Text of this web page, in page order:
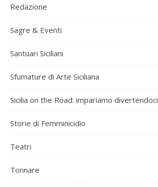
Redazione
Sagre & Eventi
Santuari Siciliani
Sfumature di Arte Siciliana
Sicilia on the Road: impariamo divertendoci
Storie di Femminicidio
Teatri
Tonnare